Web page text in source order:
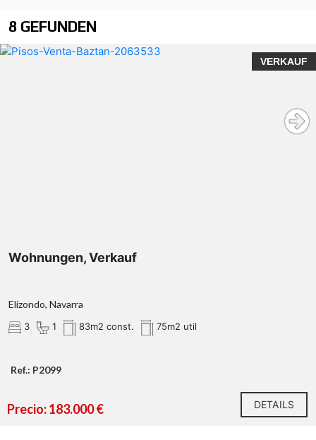
8 GEFUNDEN
VERKAUF
Wohnungen, Verkauf
Elizondo, Navarra
3 1 83m2 const. 75m2 util
Ref.: P2099
Precio: 183.000 € DETAILS